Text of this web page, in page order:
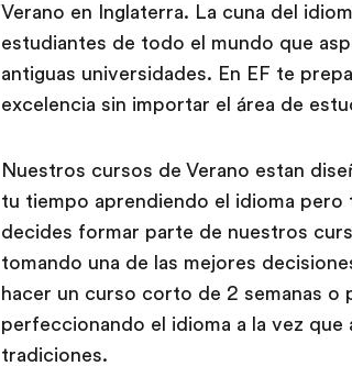
Verano en Inglaterra. La cuna del
estudiantes de todo el mundo que
antiguas universidades. En EF te
excelencia sin importar el área de
Nuestros cursos de Verano estan
tu tiempo aprendiendo el idioma
decides formar parte de nuestros
tomando una de las mejores
hacer un curso corto de 2 semanas o
perfeccionando el idioma a la vez
tradiciones.